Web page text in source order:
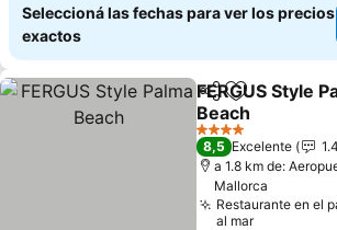
Seleccioná las fechas para ver los precios
exactos
Compartir
Añadir a
FERGUS Style
Beach
4 Estrellas
8,5 Excelente
a 1.8 km de:
Mallorca
Restaurante en el
al mar